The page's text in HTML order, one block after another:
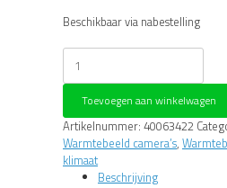
Beschikbaar via nabestelling
Hikmicro
SP60H-
L12/25/50
camera
aantal
Toevoegen aan winkelwagen
Artikelnummer: 40063422
Warmtebeeld camera’s,
klimaat
Beschrijving